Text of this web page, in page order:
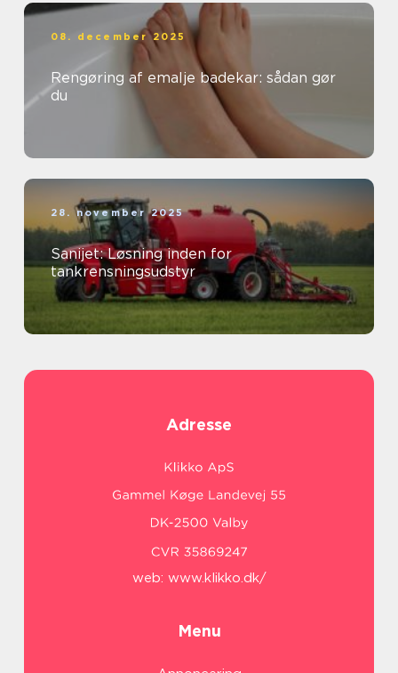
08. december 2025
Rengøring af emalje badekar: sådan gør
du
28. november 2025
Sanijet: Løsning inden for
tankrensningsudstyr
Adresse
web: www.klikko.dk/
Menu